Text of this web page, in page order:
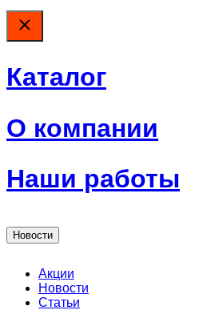
Каталог
О компании
Наши работы
Новости
Акции
Новости
Статьи